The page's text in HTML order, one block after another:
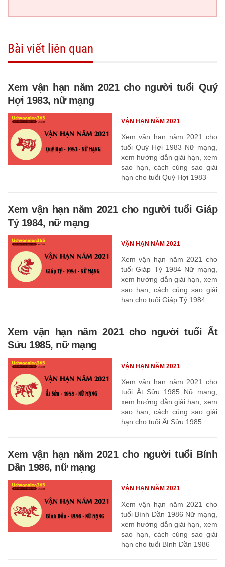
Bài viết liên quan
Xem vận hạn năm 2021 cho người tuổi Quý
Hợi 1983, nữ mạng
Xem vận hạn năm 2021 cho
tuổi Quý Hợi 1983 Nữ mạng,
xem hướng dẫn giải hạn, xem
sao hạn, cách cúng sao giải
hạn cho tuổi Quý Hợi 1983
VẬN HẠN NĂM 2021
Xem vận hạn năm 2021 cho người tuổi Giáp
Tý 1984, nữ mạng
Xem vận hạn năm 2021 cho
tuổi Giáp Tý 1984 Nữ mạng,
xem hướng dẫn giải hạn, xem
sao hạn, cách cúng sao giải
hạn cho tuổi Giáp Tý 1984
VẬN HẠN NĂM 2021
Xem vận hạn năm 2021 cho người tuổi Ất
Sửu 1985, nữ mạng
Xem vận hạn năm 2021 cho
tuổi Ất Sửu 1985 Nữ mạng,
xem hướng dẫn giải hạn, xem
sao hạn, cách cúng sao giải
hạn cho tuổi Ất Sửu 1985
VẬN HẠN NĂM 2021
Xem vận hạn năm 2021 cho người tuổi Bính
Dần 1986, nữ mạng
Xem vận hạn năm 2021 cho
tuổi Bính Dần 1986 Nữ mạng,
xem hướng dẫn giải hạn, xem
sao hạn, cách cúng sao giải
hạn cho tuổi Bính Dần 1986
VẬN HẠN NĂM 2021